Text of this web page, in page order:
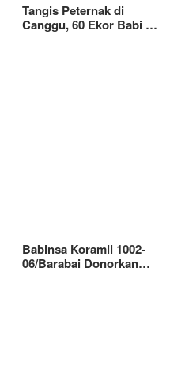
Tangis Peternak di
Canggu, 60 Ekor Babi …
Babinsa Koramil 1002-
06/Barabai Donorkan…